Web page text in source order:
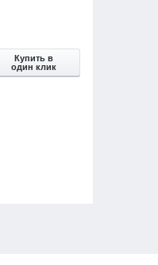
Купить в
один клик